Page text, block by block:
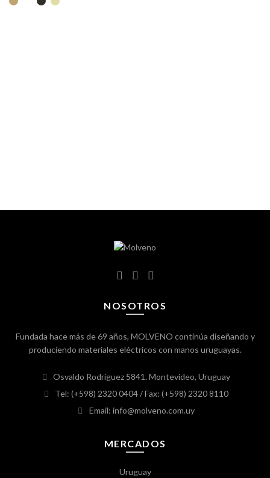
NOSOTROS
Fundada hace más de 69 años, MOLVENO continúa diseñando y
produciendo materiales eléctricos con manos uruguayas.
Osvaldo Rodríguez 5841. Montevideo, Uruguay
Tel: (+598) 2320 0404/ Fax: (+598) 2320 8110
Email: info@molveno.com.uy
MERCADOS
Uruguay